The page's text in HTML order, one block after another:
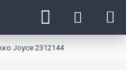
Joyce 2312144